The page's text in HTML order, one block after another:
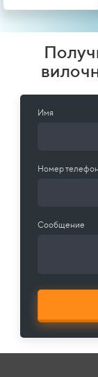
Имя
Номер
Сообщение